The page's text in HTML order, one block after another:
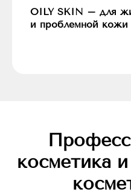
OILY SKIN – для
и проблемной кожи
косметика